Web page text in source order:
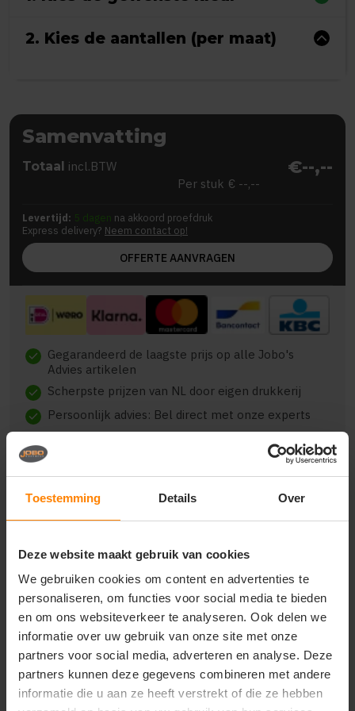
Toestemming Details Over
Deze website maakt gebruik van cookies
We gebruiken cookies om content en advertenties te
personaliseren, om functies voor social media te bieden
en om ons websiteverkeer te analyseren. Ook delen we
informatie over uw gebruik van onze site met onze
partners voor social media, adverteren en analyse. Deze
partners kunnen deze gegevens combineren met andere
informatie die u aan ze heeft verstrekt of die ze hebben
2. Kies de aantallen (per maat)
Samenvatting
Totaal incl.BTW €--,--
Per stuk € --,--
Levertijd: 5 dagen na akkoord proefdruk
Express delivery? Neem contact op!
OFFERTE AANVRAGEN
check Gegarandeerd de laagste prijs op alle Jobo's
Advies artikelen
check Scherpste prijzen van NL door eigen drukkerij
check Persoonlijk advies: Bel direct met onze experts
Beschrijving Reviews (0)
Printer shoelaces 2269007
maak je look compleet met veters in jouw kleur!
Vragen? Neem contact
op met onze